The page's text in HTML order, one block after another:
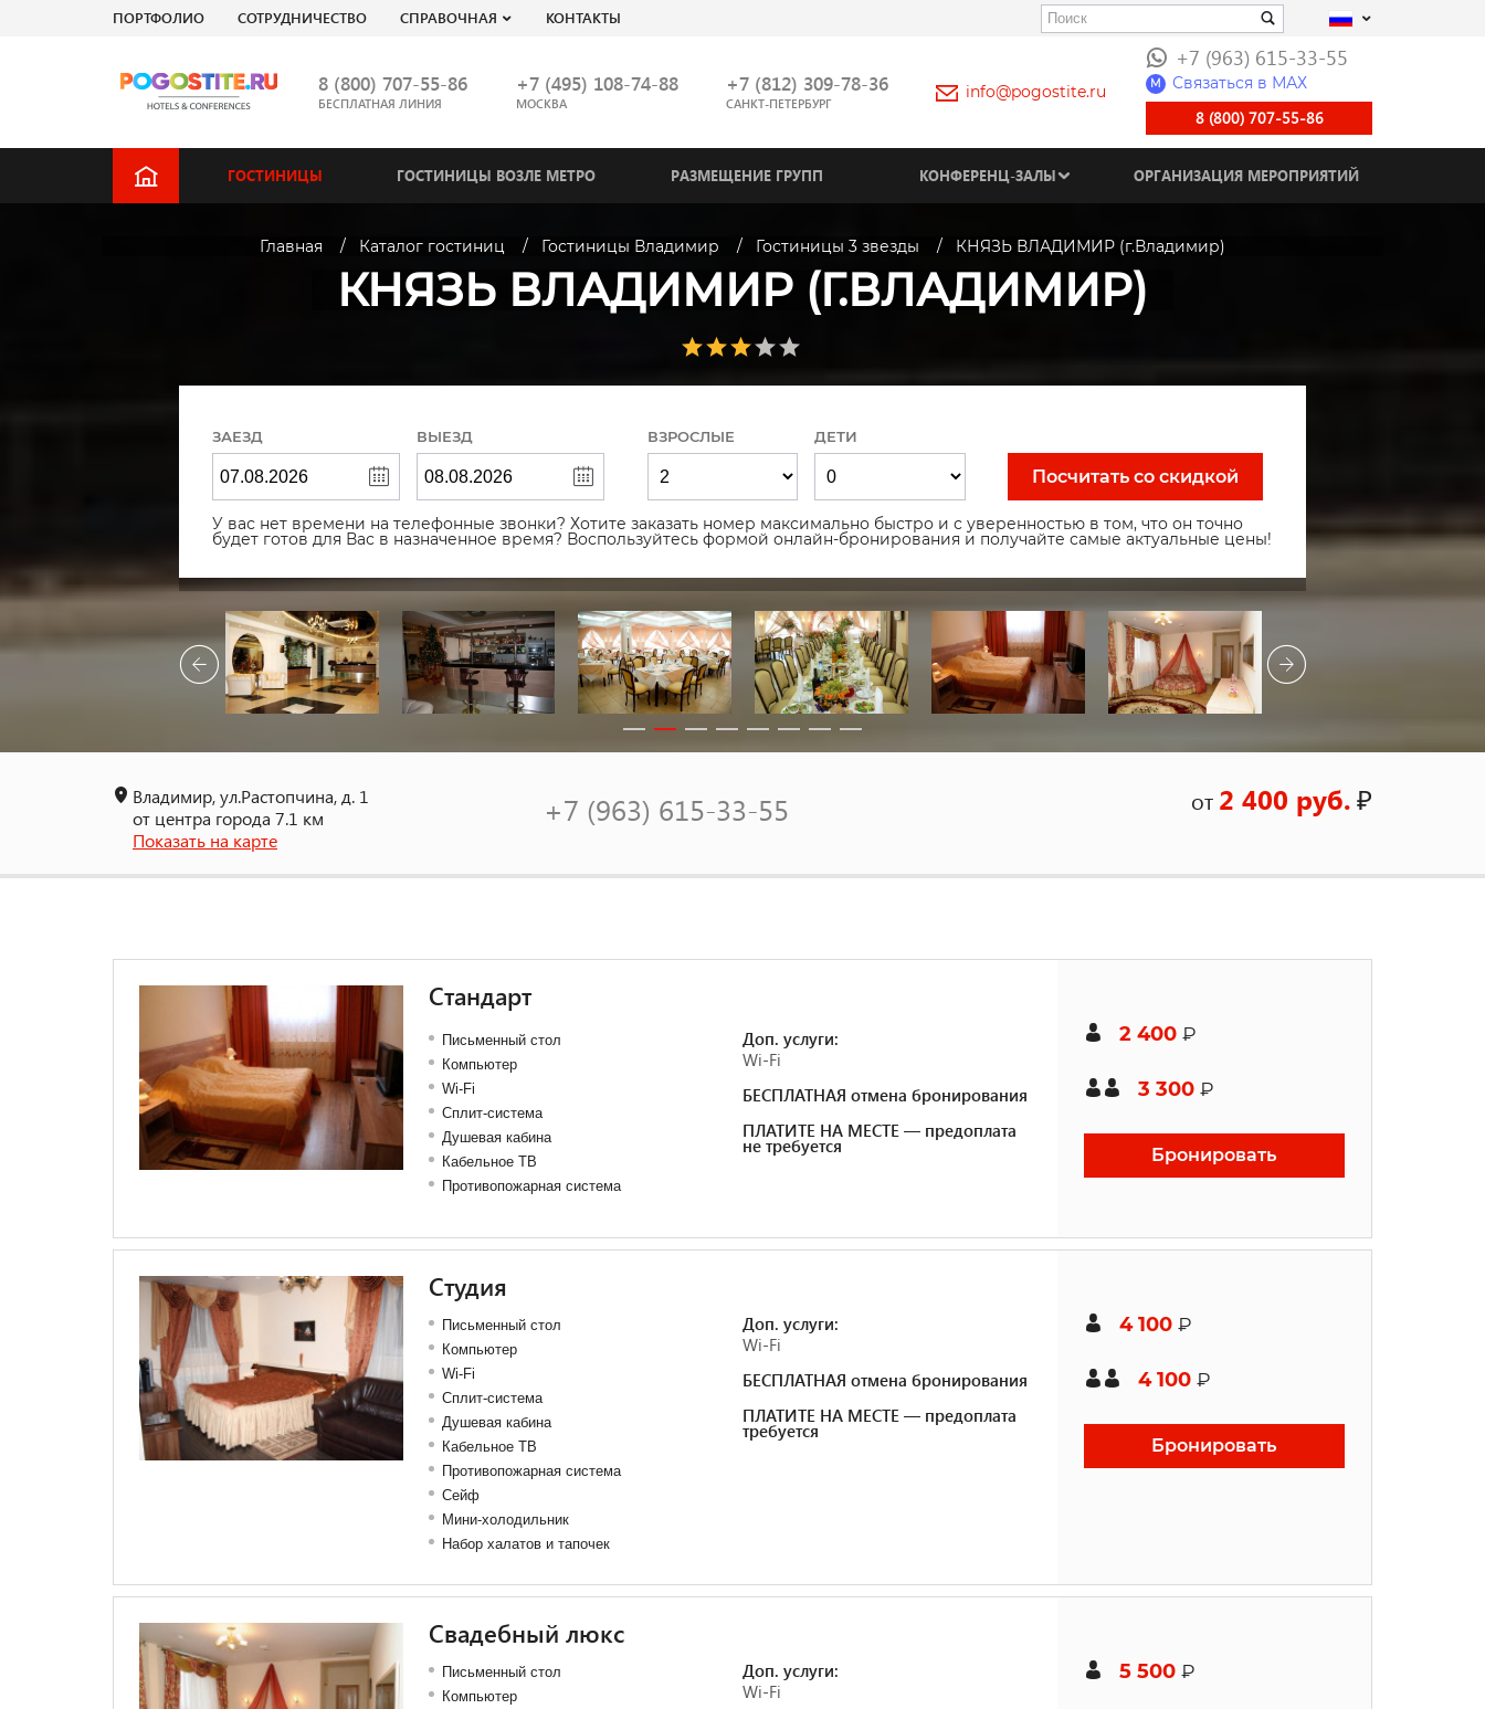
ПОРТФОЛИО СОТРУДНИЧЕСТВО СПРАВОЧНАЯ КОНТАКТЫ
8 (800) 707-55-86
БЕСПЛАТНАЯ ЛИНИЯ
+7 (495) 108-74-88
МОСКВА
+7 (812) 309-78-36
САНКТ-ПЕТЕРБУРГ
info@pogostite.ru
+7 (963) 615-33-55
M Связаться в МАХ
8 (800) 707-55-86
ГОСТИНИЦЫ ГОСТИНИЦЫ ВОЗЛЕ МЕТРО РАЗМЕЩЕНИЕ ГРУПП КОНФЕРЕНЦ-ЗАЛЫ ОРГАНИЗАЦИЯ МЕРОПРИЯТИЙ
Главная Каталог гостиниц Гостиницы Владимир Гостиницы 3 звезды КНЯЗЬ ВЛАДИМИР (г.Владимир)
КНЯЗЬ ВЛАДИМИР (Г.ВЛАДИМИР)
ЗАЕЗД ВЫЕЗД ВЗРОСЛЫЕ ДЕТИ
Посчитать со скидкой
У вас нет времени на телефонные звонки? Хотите заказать номер максимально быстро и с уверенностью в том, что он точно
будет готов для Вас в назначенное время? Воспользуйтесь формой онлайн-бронирования и получайте самые актуальные цены!
Владимир, ул.Растопчина, д. 1
от центра города 7.1 км
Показать на карте
+7 (963) 615-33-55 от 2 400 руб.₽
Стандарт
Письменный стол
Компьютер
Wi-Fi
Сплит-система
Душевая кабина
Кабельное ТВ
Противопожарная система
Доп. услуги:
Wi-Fi
БЕСПЛАТНАЯ отмена бронирования
ПЛАТИТЕ НА МЕСТЕ — предоплата
не требуется
2 400 ₽
3 300 ₽
Бронировать
Студия
Письменный стол
Компьютер
Wi-Fi
Сплит-система
Душевая кабина
Кабельное ТВ
Противопожарная система
Сейф
Мини-холодильник
Набор халатов и тапочек
Доп. услуги:
Wi-Fi
БЕСПЛАТНАЯ отмена бронирования
ПЛАТИТЕ НА МЕСТЕ — предоплата
требуется
4 100 ₽
4 100 ₽
Бронировать
Свадебный люкс
Письменный стол
Компьютер
Доп. услуги:
Wi-Fi
5 500 ₽